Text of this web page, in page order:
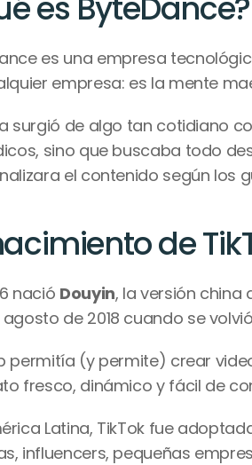
es una empresa
empresa: es la mente
surgió de algo tan cotidiano
sino que buscaba todo
el contenido según los
de
nació Douyin, la versión china
de 2018 cuando se
permitía (y permite) crear
fresco, dinámico y fácil de
Latina, TikTok fue
influencers, pequeñas